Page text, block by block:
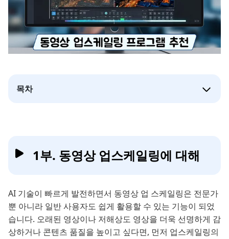
목차
1부. 동영상 업스케일링에 대해
AI 기술이 빠르게 발전하면서 동영상 업 스케일링은 전문가
뿐 아니라 일반 사용자도 쉽게 활용할 수 있는 기능이 되었
습니다. 오래된 영상이나 저해상도 영상을 더욱 선명하게 감
상하거나 콘텐츠 품질을 높이고 싶다면, 먼저 업스케일링의